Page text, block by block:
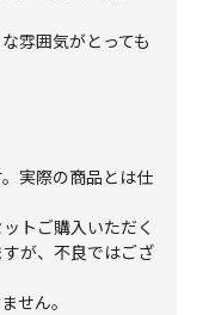
雰囲気がとっても
実際の商品とは仕
トご購入いただく
が、不良ではござ
せん。